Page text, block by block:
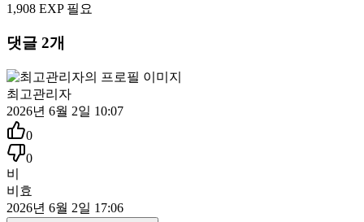
1,908 EXP 필요
댓글 2개
최고관리자
2026년 6월 2일 10:07
0
0
비
비효
2026년 6월 2일 17:06